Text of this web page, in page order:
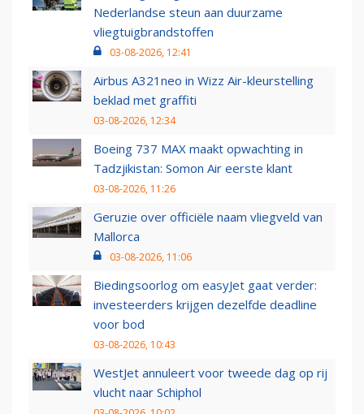
Nederlandse steun aan duurzame
vliegtuigbrandstoffen
03-08-2026, 12:41
Airbus A321neo in Wizz Air-kleurstelling
beklad met graffiti
03-08-2026, 12:34
Boeing 737 MAX maakt opwachting in
Tadzjikistan: Somon Air eerste klant
03-08-2026, 11:26
Geruzie over officiële naam vliegveld van
Mallorca
03-08-2026, 11:06
Biedingsoorlog om easyJet gaat verder:
investeerders krijgen dezelfde deadline
voor bod
03-08-2026, 10:43
WestJet annuleert voor tweede dag op rij
vlucht naar Schiphol